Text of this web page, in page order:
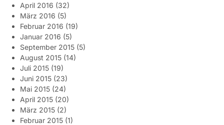
April 2016 (32)
März 2016 (5)
Februar 2016 (19)
Januar 2016 (5)
September 2015 (5)
August 2015 (14)
Juli 2015 (19)
Juni 2015 (23)
Mai 2015 (24)
April 2015 (20)
März 2015 (2)
Februar 2015 (1)